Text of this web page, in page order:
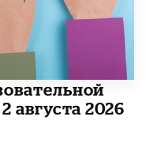
августа 2026